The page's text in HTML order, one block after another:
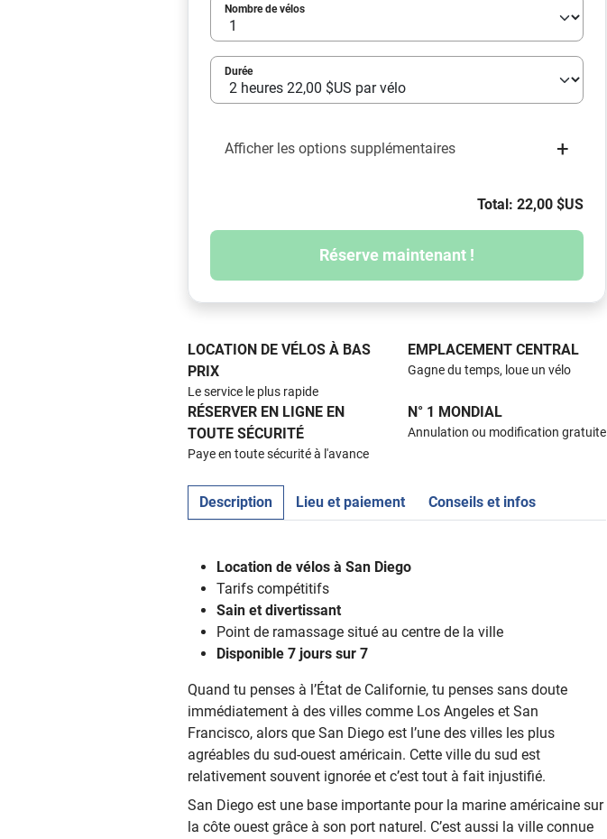
Nombre de vélos
Durée
Afficher les options supplémentaires +
Total: 22,00 $US
Réserve maintenant !
LOCATION DE VÉLOS À BAS
PRIX
Le service le plus rapide
EMPLACEMENT CENTRAL
Gagne du temps, loue un vélo
RÉSERVER EN LIGNE EN
TOUTE SÉCURITÉ
Paye en toute sécurité à l'avance
N° 1 MONDIAL
Annulation ou modification gratuite
Description Lieu et paiement Conseils et infos
Location de vélos à San Diego
Tarifs compétitifs
Sain et divertissant
Point de ramassage situé au centre de la ville
Disponible 7 jours sur 7
Quand tu penses à l’État de Californie, tu penses sans doute
immédiatement à des villes comme Los Angeles et San
Francisco, alors que San Diego est l’une des villes les plus
agréables du sud-ouest américain. Cette ville du sud est
relativement souvent ignorée et c’est tout à fait injustifié.
San Diego est une base importante pour la marine américaine sur
la côte ouest grâce à son port naturel. C’est aussi la ville connue